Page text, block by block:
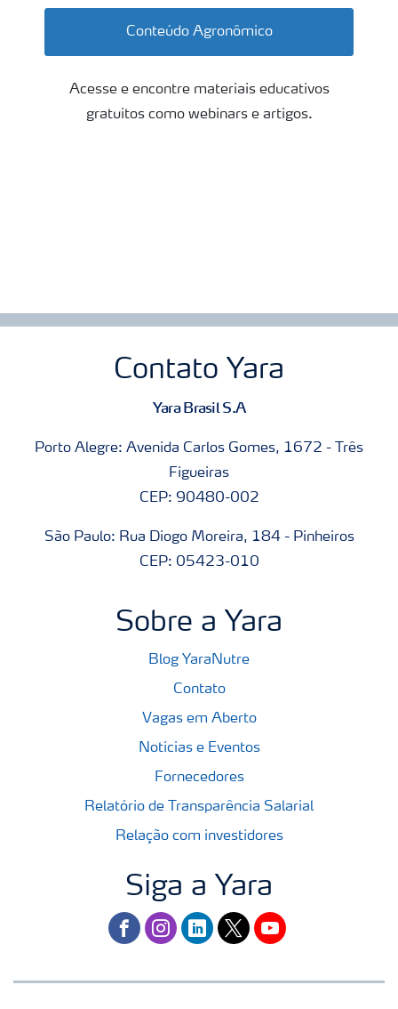
Conteúdo Agronômico
Acesse e encontre materiais educativos
gratuitos como webinars e artigos.
Contato Yara
Yara Brasil S.A
Porto Alegre: Avenida Carlos Gomes, 1672 - Três
Figueiras
CEP: 90480-002
São Paulo: Rua Diogo Moreira, 184 - Pinheiros
CEP: 05423-010
Sobre a Yara
Blog YaraNutre
Contato
Vagas em Aberto
Notícias e Eventos
Fornecedores
Relatório de Transparência Salarial
Relação com investidores
Siga a Yara
facebookinstagram
linkedintwitteryoutube